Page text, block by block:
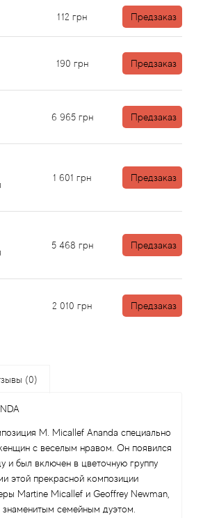
112 грн Предзаказ
190 грн Предзаказ
6 965 грн Предзаказ
1 601 грн Предзаказ
5 468 грн Предзаказ
2 010 грн Предзаказ
(0)
M. Micallef Ananda специально
с веселым нравом. Он появился
и был включен в цветочную группу
этой прекрасной композиции
Martine Micallef и Geoffrey Newman,
семейным дуэтом.